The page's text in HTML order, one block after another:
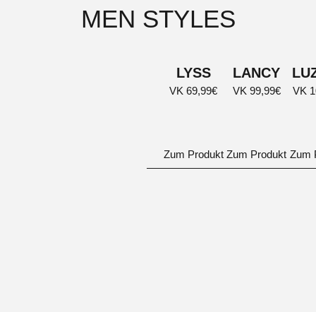
MEN STYLES
LYSS
VK 69,99€
Zum Produkt
LANCY
VK 99,99€
Zum Produkt
VK
Zum